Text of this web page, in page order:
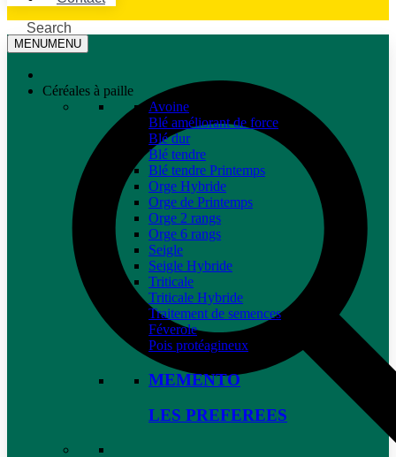
Search
MENUMENU
Céréales à paille
Avoine
Blé améliorant de force
Blé dur
Blé tendre
Blé tendre Printemps
Orge Hybride
Orge de Printemps
Orge 2 rangs
Orge 6 rangs
Seigle
Seigle Hybride
Triticale
Triticale Hybride
Traitement de semences
Féverole
Pois protéagineux
MEMENTO
LES PREFEREES